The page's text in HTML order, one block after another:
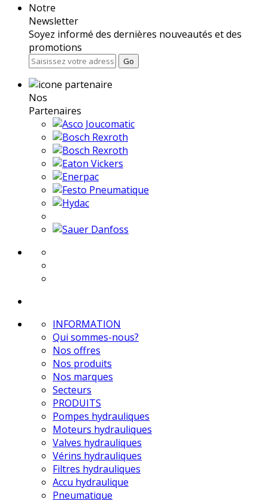
Notre
Newsletter
Soyez informé des dernières nouveautés et des
promotions
Go
Nos
Partenaires
INFORMATION
Qui sommes-nous?
Nos offres
Nos produits
Nos marques
Secteurs
PRODUITS
Pompes hydrauliques
Moteurs hydrauliques
Valves hydrauliques
Vérins hydrauliques
Filtres hydrauliques
Accu hydraulique
Pneumatique